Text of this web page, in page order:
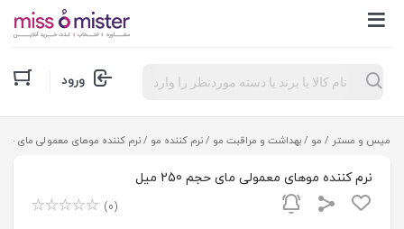
Products
search ورود
میس و مستر / مو /بهداشت و مراقبت مو /نرم کننده مو / نرم کننده موهای معمولی مای حجم 250
نرم کننده موهای معمولی مای حجم 250 میل
(0)